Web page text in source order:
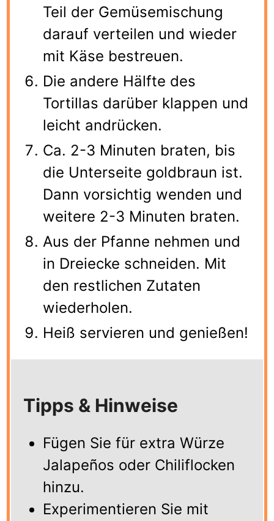
Teil der Gemüsemischung
darauf verteilen und wieder
mit Käse bestreuen.
Die andere Hälfte des
Tortillas darüber klappen und
leicht andrücken.
Ca. 2-3 Minuten braten, bis
die Unterseite goldbraun ist.
Dann vorsichtig wenden und
weitere 2-3 Minuten braten.
Aus der Pfanne nehmen und
in Dreiecke schneiden. Mit
den restlichen Zutaten
wiederholen.
Heiß servieren und genießen!
Tipps & Hinweise
Fügen Sie für extra Würze
Jalapeños oder Chiliflocken
hinzu.
Experimentieren Sie mit